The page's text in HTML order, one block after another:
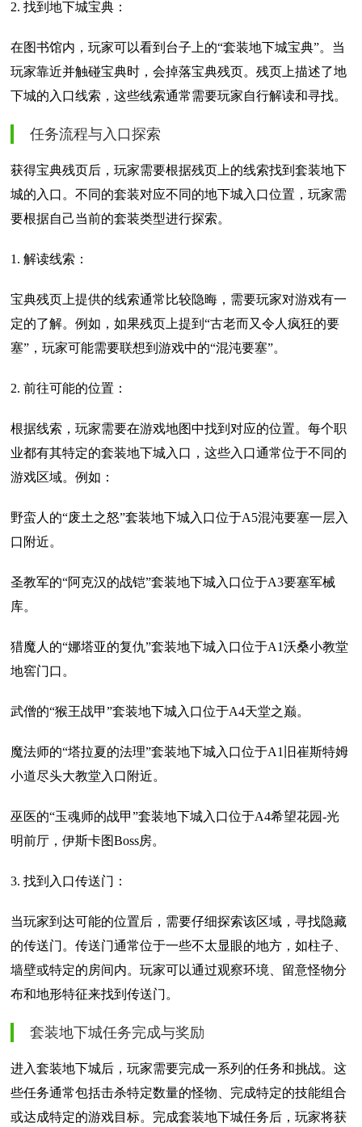
2. 找到地下城宝典：
在图书馆内，玩家可以看到台子上的“套装地下城宝典”。当
玩家靠近并触碰宝典时，会掉落宝典残页。残页上描述了地
下城的入口线索，这些线索通常需要玩家自行解读和寻找。
任务流程与入口探索
获得宝典残页后，玩家需要根据残页上的线索找到套装地下
城的入口。不同的套装对应不同的地下城入口位置，玩家需
要根据自己当前的套装类型进行探索。
1. 解读线索：
宝典残页上提供的线索通常比较隐晦，需要玩家对游戏有一
定的了解。例如，如果残页上提到“古老而又令人疯狂的要
塞”，玩家可能需要联想到游戏中的“混沌要塞”。
2. 前往可能的位置：
根据线索，玩家需要在游戏地图中找到对应的位置。每个职
业都有其特定的套装地下城入口，这些入口通常位于不同的
游戏区域。例如：
野蛮人的“废土之怒”套装地下城入口位于A5混沌要塞一层入
口附近。
圣教军的“阿克汉的战铠”套装地下城入口位于A3要塞军械
库。
猎魔人的“娜塔亚的复仇”套装地下城入口位于A1沃桑小教堂
地窖门口。
武僧的“猴王战甲”套装地下城入口位于A4天堂之巅。
魔法师的“塔拉夏的法理”套装地下城入口位于A1旧崔斯特姆
小道尽头大教堂入口附近。
巫医的“玉魂师的战甲”套装地下城入口位于A4希望花园-光
明前厅，伊斯卡图Boss房。
3. 找到入口传送门：
当玩家到达可能的位置后，需要仔细探索该区域，寻找隐藏
的传送门。传送门通常位于一些不太显眼的地方，如柱子、
墙壁或特定的房间内。玩家可以通过观察环境、留意怪物分
布和地形特征来找到传送门。
套装地下城任务完成与奖励
进入套装地下城后，玩家需要完成一系列的任务和挑战。这
些任务通常包括击杀特定数量的怪物、完成特定的技能组合
或达成特定的游戏目标。完成套装地下城任务后，玩家将获